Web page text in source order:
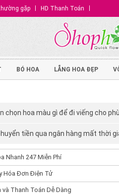
gặp HD Thanh Toán
BÓ HOA LẴNG HOA ĐẸP
chọn hoa màu gì để đi viếng cho
tiền qua ngân hàng mất thời
Nhanh 247 Miễn Phí
Hóa Đơn Điện Tử
và Thanh Toán Dễ Dàng